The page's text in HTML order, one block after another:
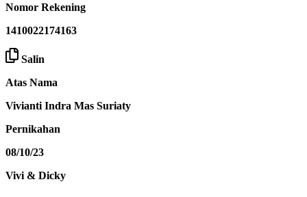
Nomor Rekening
1410022174163
Salin
Atas Nama
Vivianti Indra Mas Suriaty
Pernikahan
08/10/23
Vivi & Dicky